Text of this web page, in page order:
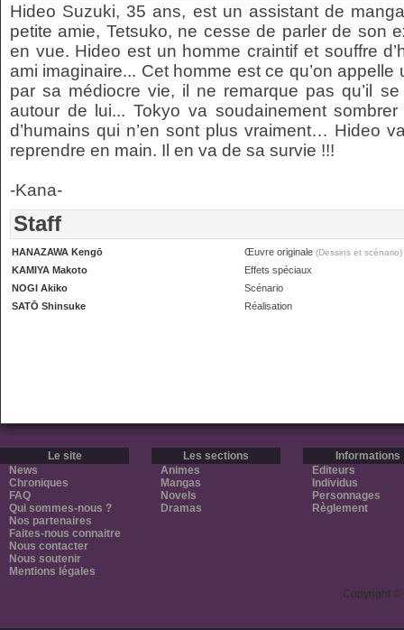
Hideo Suzuki, 35 ans, est un assistant de
petite amie, Tetsuko, ne cesse de parler de son
en vue. Hideo est un homme craintif et souffre
ami imaginaire... Cet homme est ce qu’on
par sa médiocre vie, il ne remarque pas qu’il
autour de lui... Tokyo va soudainement
d’humains qui n’en sont plus vraiment… Hideo
reprendre en main. Il en va de sa survie !!!
-Kana-
Staff
HANAZAWA Kengō Œuvre originale (Dessins et scénario)
KAMIYA Makoto
Effets spéciaux
NOGI Akiko
Scénario
SATŌ Shinsuke
Réalisation
Le site
News
Chroniques
FAQ
Qui sommes-nous ?
Nos partenaires
Faites-nous connaitre
Nous contacter
Nous soutenir
Mentions légales
Les sections
Animes
Mangas
Novels
Dramas
Informations
Editeurs
Individus
Personnages
Règlement
Copyright ©